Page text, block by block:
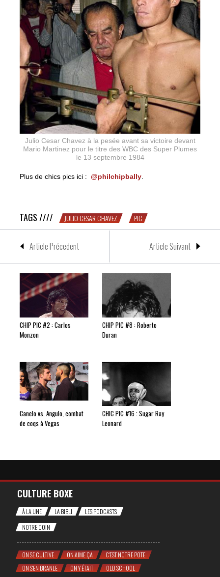
Julio Cesar Chavez à la pesée avant sa victoire devant
Mario Martinez pour le titre des WBC des Super Plumes
le 13 septembre 1984
Plus de chics pics ici : @philchipbally
TAGS //// JULIO CESAR CHAVEZ PIC
Article Précedent Article Suivant
CHIP PIC #2 : Carlos
Monzon
CHIP PIC #8 : Roberto
Duran
Canelo vs. Angulo, combat
de coqs à Vegas
CHIC PIC #16 : Sugar Ray
Leonard
CULTURE BOXE
À LA UNE LA BIBLI
LES PODCASTS
NOTRE COIN
ON SE CULTIVE ON AIME ÇA
C'EST NOTRE POTE
ON S'EN BRANLE
ON Y ÉTAIT OLD SCHOOL